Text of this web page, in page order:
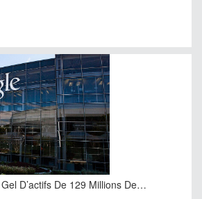
D’actifs De 129 Millions De…